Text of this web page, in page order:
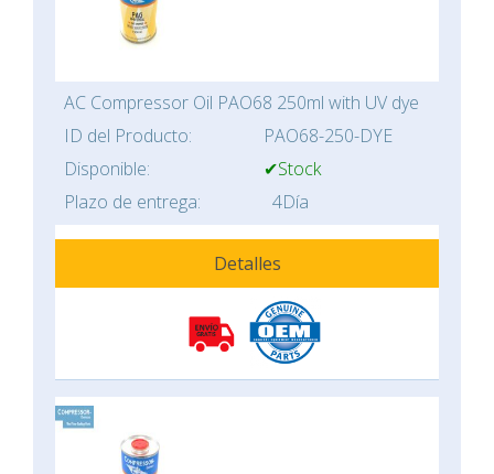
AC Compressor Oil PAO68 250ml with UV dye
ID del Producto:
PAO68-250-DYE
Disponible:
✔Stock
Plazo de entrega:
4Día
Detalles